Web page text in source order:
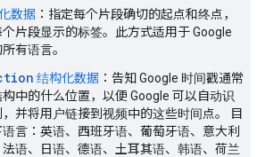
数据 ：指定每个片段确切的起点和终点，
片段显示的标签。此方式适用于 Google
有语言。
结构化数据 ：告知 Google 时间戳通常
中的什么位置，以便 Google 可以自动识
并将用户链接到视频中的这些时间点。 目
言：英语、西班牙语、葡萄牙语、意大利
语、日语、德语、土耳其语、韩语、荷兰